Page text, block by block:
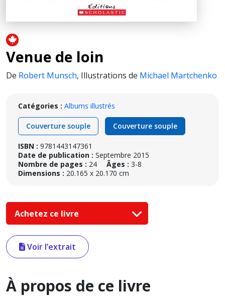
Venue de loin
De Robert Munsch, Illustrations de Michael Martchenko
Catégories : Albums illustrés
Couverture souple Couverture souple
ISBN : 9781443147361
Date de publication : Septembre 2015
Nombre de pages : 24 Âges : 3-8
Dimensions : 20.165 x 20.170 cm
Achetez ce livre
Voir l’extrait
À propos de ce livre